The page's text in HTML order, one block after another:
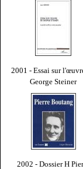
2001 - Essai sur
George Steiner
2002 - Dossier H